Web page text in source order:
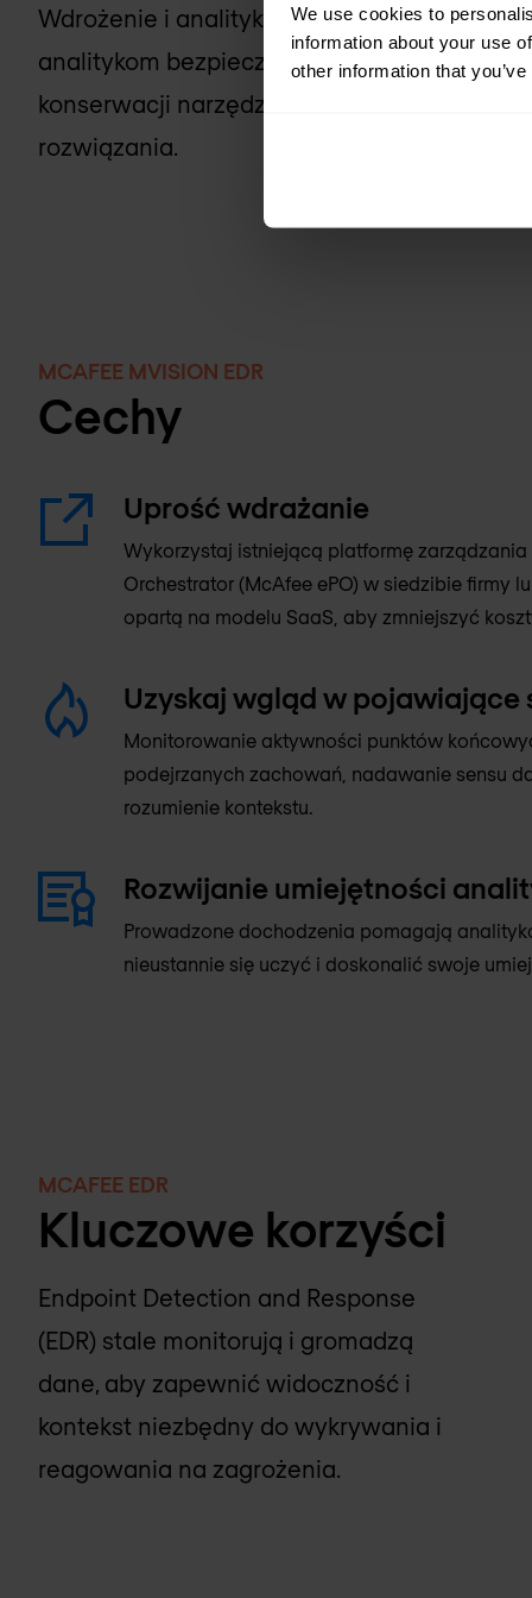
We use cookies to
information about your use
other information that
Wdrożenie i analityka oparte na chmurze
analitykom bezpieczeństwa skupienie się
konserwacji narzędzi. Skorzystaj z
rozwiązania.
MCAFEE MVISION EDR
Cechy
Uprość wdrażanie
Wykorzystaj istniejącą platformę zarządzania
Orchestrator (McAfee ePO) w siedzibie firmy
opartą na modelu SaaS, aby zmniejszyć
Uzyskaj wgląd w pojawiające
Monitorowanie aktywności punktów
podejrzanych zachowań, nadawanie sensu
rozumienie kontekstu.
Rozwijanie umiejętności
Prowadzone dochodzenia pomagają
nieustannie się uczyć i doskonalić swoje
MCAFEE EDR
Kluczowe korzyści
Endpoint Detection and Response
(EDR) stale monitorują i gromadzą
dane, aby zapewnić widoczność i
kontekst niezbędny do wykrywania i
reagowania na zagrożenia.